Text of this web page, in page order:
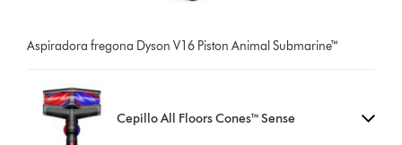
Aspiradora fregona Dyson V16 Piston Animal Submarine™
Cepillo All Floors Cones™ Sense